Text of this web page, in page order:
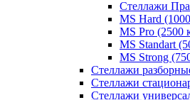
Стеллажи
MS Hard
MS Pro (2500
MS Standart
MS Strong
Стеллажи
Стеллажи
Стеллажи